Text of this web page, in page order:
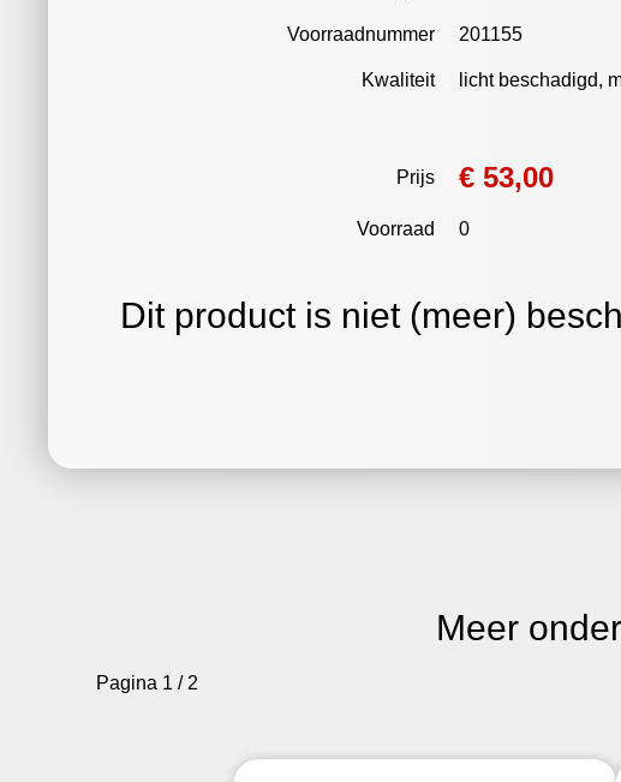
Voorraadnummer 201155
Kwaliteit licht beschadigd,
Prijs € 53,00
Voorraad 0
Dit product is niet (meer)
Meer
Pagina 1 / 2